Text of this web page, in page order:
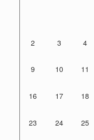
2 3 4
9 10 11
16 17 18
23 24 25